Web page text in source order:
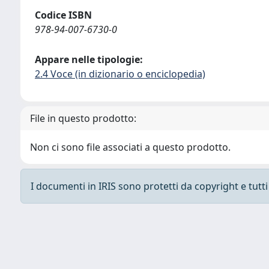
Codice ISBN
978-94-007-6730-0
Appare nelle tipologie:
2.4 Voce (in dizionario o enciclopedia)
File in questo prodotto:
Non ci sono file associati a questo prodotto.
I documenti in IRIS sono protetti da copyright e